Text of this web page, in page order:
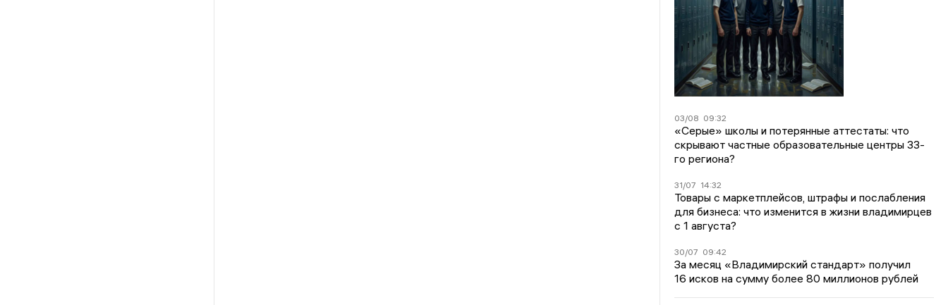
03/08 09:32
«Серые» школы и потерянные аттестаты: что
скрывают частные образовательные центры 33-
го региона?
31/07 14:32
Товары с маркетплейсов, штрафы и послабления
для бизнеса: что изменится в жизни владимирцев
с 1 августа?
30/07 09:42
За месяц «Владимирский стандарт» получил
16 исков на сумму более 80 миллионов рублей